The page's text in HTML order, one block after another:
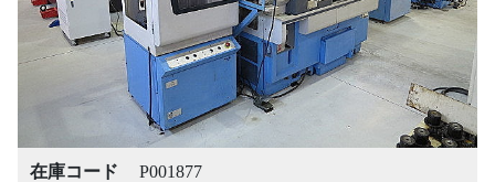
在庫コード
P001877